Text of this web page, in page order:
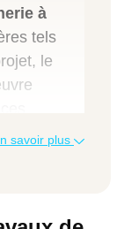
à
tels
le
savoir plus